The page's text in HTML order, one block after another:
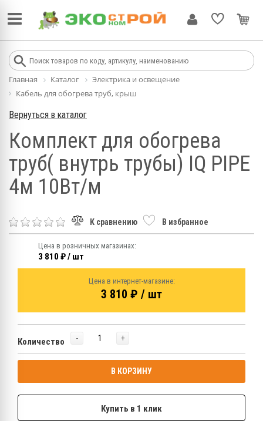
Главная Каталог
Электрика и освещение
Кабель для обогрева труб, крыш
Вернуться в каталог
Комплект для обогрева
труб( внутрь трубы) IQ PIPE
4м 10Вт/м
К сравнению В избранное
Цена в розничных магазинах:
3 810 ₽ / шт
Цена в интернет-магазине:
3 810 ₽ / шт
Количество - +
В КОРЗИНУ
Купить в 1 клик